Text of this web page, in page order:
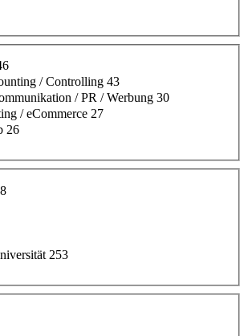
/ Controlling 43
/ PR / Werbung 30
/ eCommerce 27
26
253